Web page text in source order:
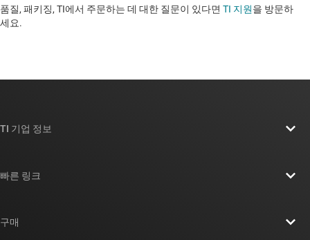
품질, 패키징, TI에서 주문하는 데 대한 질문이 있다면 TI 지원을 방문하
세요. ​​​​​​​​​​​​​​
TI 기업 정보
빠른 링크
구매